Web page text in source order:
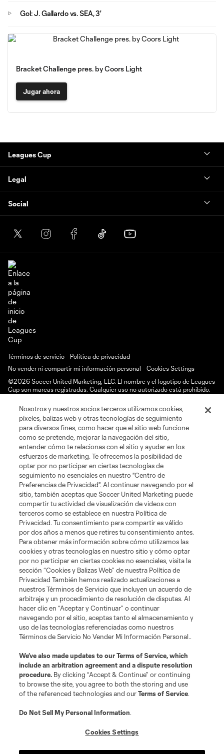
Gol: J. Gallardo vs. SEA, 3'
Bracket Challenge pres. by Coors Light
Jugar ahora
Leagues Cup
Legal
Social
Términos de servicio
Política de privacidad
No vender ni compartir mi información personal
Cookies Settings
©2026 Soccer United Marketing, LLC. El nombre y el logotipo de Leagues
Cup son marcas registradas. Cualquier uso no autorizado está prohibido.
Nosotros y nuestros socios terceros utilizamos cookies,
píxeles, balizas web y otras tecnologías de seguimiento
para diversos fines, como hacer que el sitio web funcione
como se pretende, mejorar la navegación del sitio,
entender cómo te relacionas con el sitio y ayudar en los
esfuerzos de marketing. Te ofrecemos la posibilidad de
optar por no participar en ciertas tecnologías de
seguimiento no esenciales en nuestro "Centro de
Preferencias de Privacidad". Al continuar navegando por el
sitio, también aceptas que Soccer United Marketing puede
compartir tu actividad de visualización de videos con
terceros como se establece en nuestra Política de
Privacidad. Tu consentimiento para compartir es válido
por dos años a menos que retires tu consentimiento antes.
Para obtener más información sobre cómo utilizamos las
cookies y otras tecnologías en nuestro sitio y cómo optar
por no participar en ciertas cookies no esenciales, visita la
sección “Cookies y Balizas Web” de nuestra Política de
Privacidad También hemos realizado actualizaciones a
nuestros Términos de Servicio que incluyen un acuerdo de
arbitraje y un procedimiento de resolución de disputas. Al
hacer clic en “Aceptar y Continuar” o continuar
navegando por el sitio, aceptas tanto el almacenamiento y
uso de las tecnologías referenciadas como nuestros
Términos de Servicio No Vender Mi Información Personal..
We’ve also made updates to ourTerms of Service, which
include an arbitration agreement and a dispute resolution
procedure. By clicking “Accept & Continue” or continuing
to browse the site, you agree to both the storing and use
of the referenced technologies and ourTerms of Service.
Do Not Sell My Personal Information.
Cookies Settings